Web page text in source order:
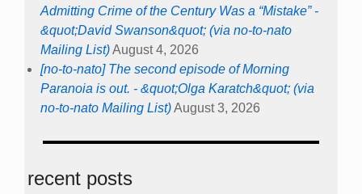
Admitting Crime of the Century Was a “Mistake” -
&quot;David Swanson&quot; (via no-to-nato
Mailing List)August 4, 2026
[no-to-nato] The second episode of Morning
Paranoia is out. - &quot;Olga Karatch&quot; (via
no-to-nato Mailing List)August 3, 2026
recent posts